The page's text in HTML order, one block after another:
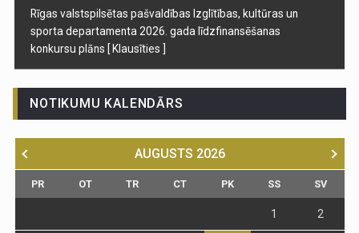
Rīgas valstspilsētas pašvaldības Izglītības, kultūras un
sporta departamenta 2026. gada līdzfinansēšanas
konkursu plāns [ Klausīties ]
NOTIKUMU KALENDĀRS
AUGUSTS 2026
PR OT TR CT PK SS SV
1 2